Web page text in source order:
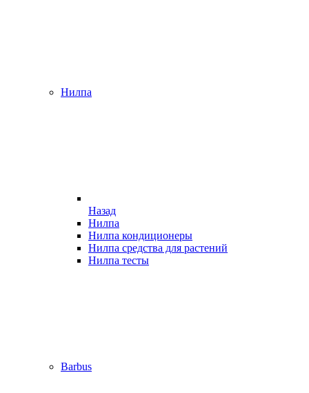
Нилпа
Назад
Нилпа
Нилпа кондиционеры
Нилпа средства для растений
Нилпа тесты
Barbus